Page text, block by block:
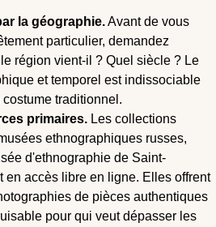
la géographie.Avant de vous
particulier, demandez
région vient-il ? Quel siècle ? Le
et temporel est indissociable
traditionnel.
primaires. Les collections
ethnographiques russes,
d'ethnographie de Saint-
en accès libre en ligne. Elles offrent
de pièces authentiques
pour qui veut dépasser les